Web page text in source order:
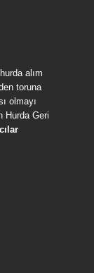
alım
toruna
olmayı
Hurda Geri